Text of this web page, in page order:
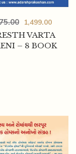
VARTA
– 8 BOOK
1,499.00